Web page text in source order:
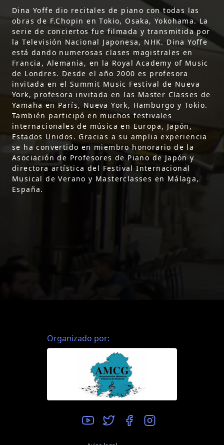
Dina Yoffe dio recitales de piano con todas las
obras de F.Chopin en Tokio, Osaka, Yokohama. La
serie de conciertos fue filmada y transmitida por
la Televisión Nacional Japonesa, NHK. Dina Yoffe
está dando numerosas clases magistrales en
Francia, Alemania, en la Royal Academy of Music
de Londres. Desde el año 2000 es profesora
invitada en el Summit Music Festival de Nueva
York, profesora invitada en las Master Classes de
Yamaha en París, Nueva York, Hamburgo y Tokio.
También participó en muchos festivales
internacionales de música en Europa, Japón,
Estados Unidos. Gracias a su amplia experiencia
se ha convertido en miembro honorario de la
Asociación de Profesores de Piano de Japón y
directora artística del Festival Internacional
Musical de Verano y Masterclasses en Málaga,
España.
Organizado por: